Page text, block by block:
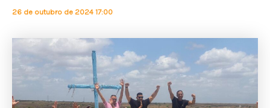
26 de outubro de 2024 17:00